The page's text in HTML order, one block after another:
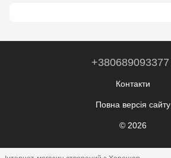
+380689093377
Контакти
Повна версія сайту
© 2026